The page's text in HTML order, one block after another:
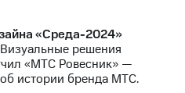
«Среда-2024»
решения
«МТС Ровесник» —
истории бренда МТС.